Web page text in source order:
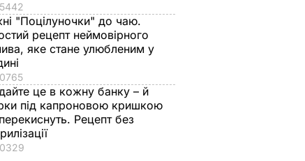
П'ять хвилин – і
тягучим сиром
готові. Рецепт
соковитої начинки
"Поцілуночки" до чаю.
рецепт неймовірного
яке стане улюбленим у
це в кожну банку – й
під капроновою кришкою
Рецепт без